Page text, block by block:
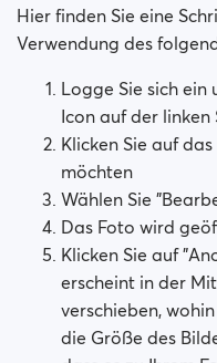
Hier finden Sie eine
Verwendung des
Logge Sie sich
Icon auf der linken
Klicken Sie auf
möchten
Wählen Sie
Das Foto wird
Klicken Sie auf
erscheint in der
verschieben,
die Größe des